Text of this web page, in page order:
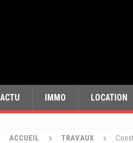
ACTU IMMO LOCATION
ACCUEIL TRAVAUX